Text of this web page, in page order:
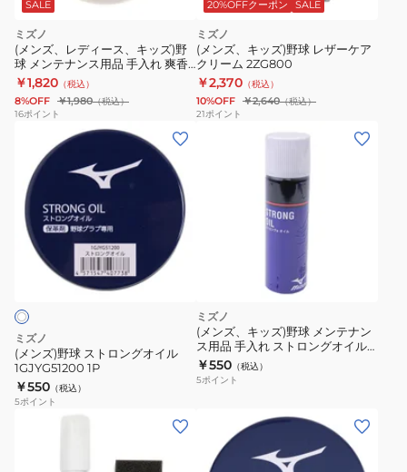
SALE
ミズノ
(メンズ、レディース、キッズ)野
球 メンテナンス用品 手入れ 爽香
守ボール型ケース入りお手入れセ
ット 1GJYG56700 1P
￥1,820 （税込）
8%OFF ￥1,980（税込）
16ポイント
20%OFFクーポン SALE
ミズノ
(メンズ、キッズ)野球 レザーケア
クリーム 2ZG800
￥2,370 （税込）
10%OFF ￥2,640（税込）
21ポイント
ズ)
野
球
ン
グ
オ
イ
ル
1GJYG51200
ミズノ
(メンズ)野球 ストロングオイル
1GJYG51200 1P
￥550 （税込）
5ポイント
ミズノ
(メンズ、キッズ)野球 メンテナン
ス用品 手入れ ストロングオイル
スプレータイプ 2ZA-407
￥550 （税込）
5ポイント
ズ、